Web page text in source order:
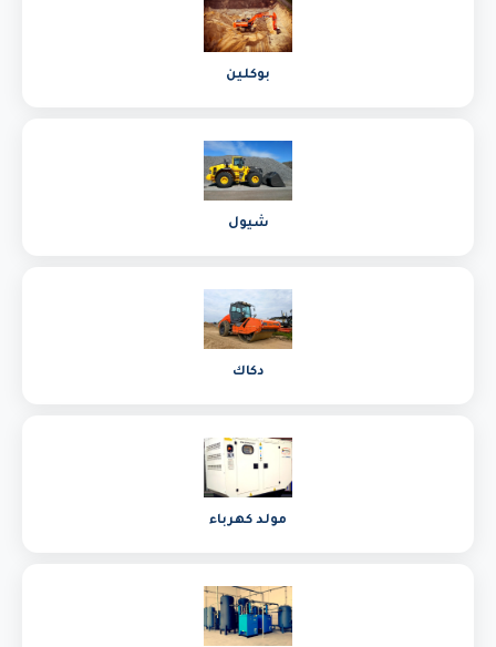
بوكلين
شيول
دكاك
مولد كهرباء